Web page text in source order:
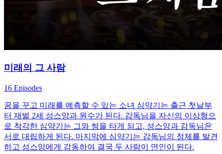
미래의 그 사람
16 Episodes
꿈을 꾸고 미래를 예측할 수 있는 소녀 심약기는 출근 첫날부
터 재벌 2세 성스앙과 원수가 된다. 감독님을 자신의 이상형으
로 착각한 심약기는 그와 썸을 타게 되고, 성스앙과 감독님은
서로 대립하게 된다. 마지막에 심약기는 감독님의 정체를 발견
하고 성스앙에게 감동하여 결국 두 사람이 연인이 된다.